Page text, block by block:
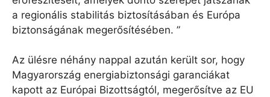
a regionális stabilitás biztosításában és Európa
biztonságának megerősítésében. ”
Az ülésre néhány nappal azután került sor, hogy
Magyarország energiabiztonsági garanciákat
kapott az Európai Bizottságtól, megerősítve az EU